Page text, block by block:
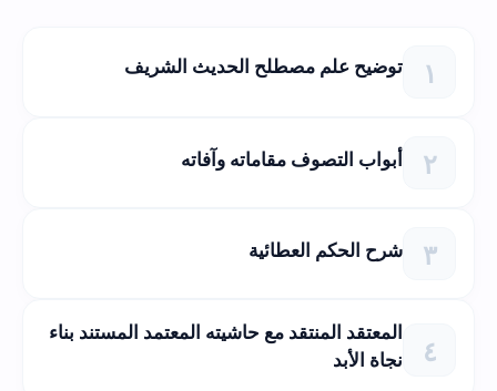
توضيح علم مصطلح الحديث الشريف
أبواب التصوف مقاماته وآفاته
شرح الحكم العطائية
المعتقد المنتقد مع حاشيته المعتمد المستند بناء
نجاة الأبد